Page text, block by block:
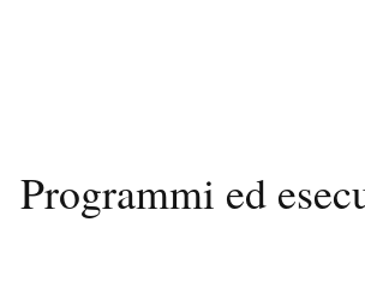
Programmi ed